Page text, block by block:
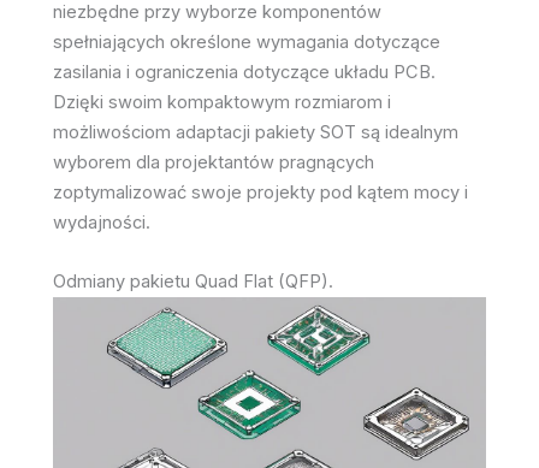
niezbędne przy wyborze komponentów
spełniających określone wymagania dotyczące
zasilania i ograniczenia dotyczące układu PCB.
Dzięki swoim kompaktowym rozmiarom i
możliwościom adaptacji pakiety SOT są idealnym
wyborem dla projektantów pragnących
zoptymalizować swoje projekty pod kątem mocy i
wydajności.
Odmiany pakietu Quad Flat (QFP).